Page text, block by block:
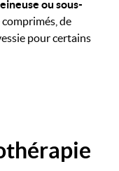
ou sous-
de
pour certains